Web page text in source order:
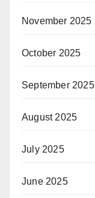
November 2025
October 2025
September 2025
August 2025
July 2025
June 2025